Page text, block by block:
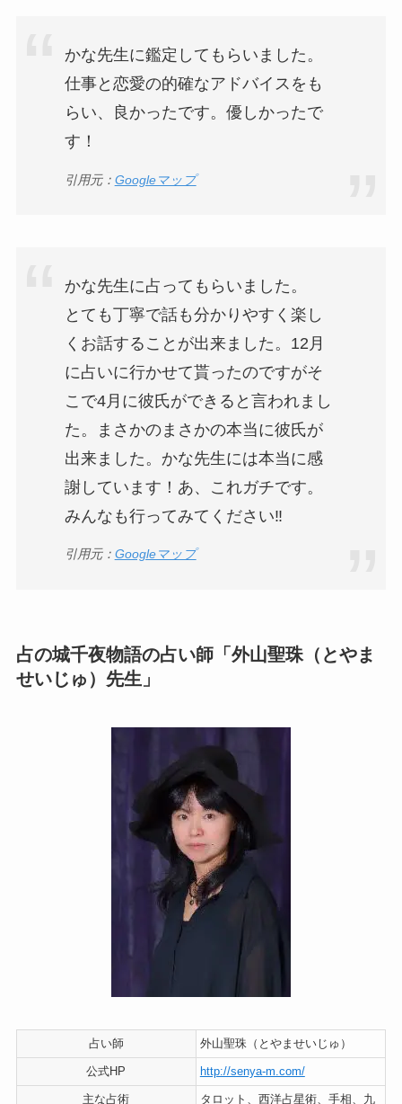
かな先生に鑑定してもらいました。
仕事と恋愛の的確なアドバイスをも
らい、良かったです。優しかったで
す！
引用元： Googleマップ
かな先生に占ってもらいました。
とても丁寧で話も分かりやすく楽し
くお話することが出来ました。12月
に占いに行かせて貰ったのですがそ
こで4月に彼氏ができると言われまし
た。まさかのまさかの本当に彼氏が
出来ました。かな先生には本当に感
謝しています！あ、これガチです。
みんなも行ってみてください‼️
引用元： Googleマップ
占の城千夜物語の占い師「外山聖珠（とやま
せいじゅ）先生」
占い師 外山聖珠（とやませいじゅ）
公式HP http://senya-m.com/
主な占術
タロット、西洋占星術、手相、九